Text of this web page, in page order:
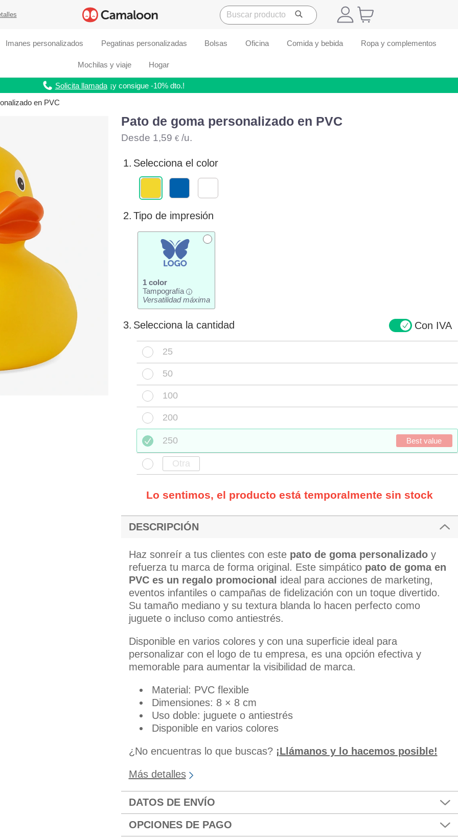
Imanes personalizados Pegatinas personalizadas Bolsas Oficina Comida y bebida Ropa y complementos
Mochilas y viaje Hogar
Solicita llamada ¡y consigue -10% dto.!
en PVC
Pato de goma personalizado en PVC
Desde 1,59 €/u.
1. Selecciona el color
2. Tipo de impresión
1 color
Tampografía
i
Versatilidad máxima
3. Selecciona la cantidad Con IVA
25
50
100
200
250 Best value
Lo sentimos, el producto está temporalmente sin stock
DESCRIPCIÓN
Haz sonreír a tus clientes con este pato de goma personalizadoy
refuerza tu marca de forma original. Este simpático pato de goma en
PVC es un regalo promocional ideal para acciones de marketing,
eventos infantiles o campañas de fidelización con un toque divertido.
Su tamaño mediano y su textura blanda lo hacen perfecto como
juguete o incluso como antiestrés.
Disponible en varios colores y con una superficie ideal para
personalizar con el logo de tu empresa, es una opción efectiva y
memorable para aumentar la visibilidad de marca.
Material: PVC flexible
Dimensiones: 8 × 8 cm
Uso doble: juguete o antiestrés
Disponible en varios colores
¿No encuentras lo que buscas? ¡Llámanos y lo hacemos posible!
Más detalles
DATOS DE ENVÍO
OPCIONES DE PAGO